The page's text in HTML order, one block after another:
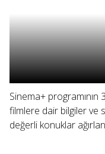
Sinema+
filmlere dair bilgiler ve
değerli konuklar